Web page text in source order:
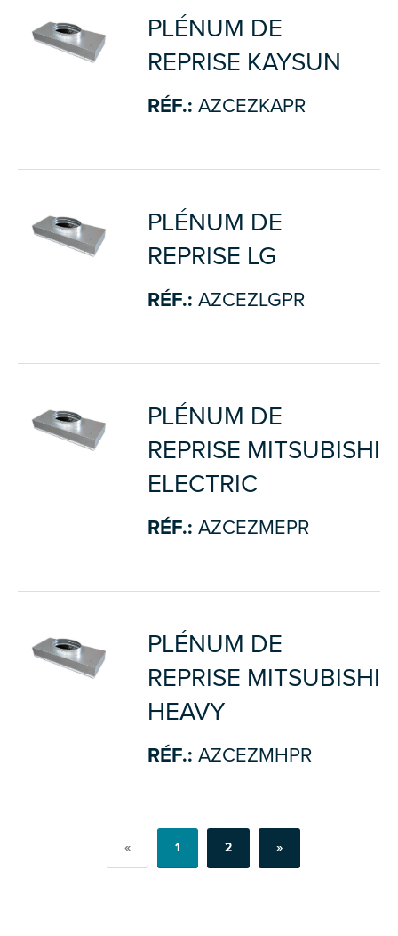
PLÉNUM DE
REPRISE KAYSUN
RÉF.: AZCEZKAPR
PLÉNUM DE
REPRISE LG
RÉF.: AZCEZLGPR
PLÉNUM DE
REPRISE MITSUBISHI
ELECTRIC
RÉF.: AZCEZMEPR
PLÉNUM DE
REPRISE MITSUBISHI
HEAVY
RÉF.: AZCEZMHPR
« 1 2 »